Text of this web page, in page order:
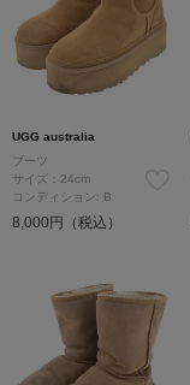
UGG australia
ブーツ
サイズ：24cm
コンディション: B
8,000円（税込）